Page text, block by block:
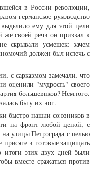
в России революции,
германское руководство
ему для этой цели
же своей речи он призвал к
скрывали усмешек: зачем
должен был истечь с
с сарказмом замечали, что
оценили "мудрость" своего
большевиков? Немного.
бы у их ног.
быстро нашли союзников в
на фронт любой ценой, с
улицы Петрограда с целью
и готовые защищать
итоги этих двух дней были
вместе сражаться против